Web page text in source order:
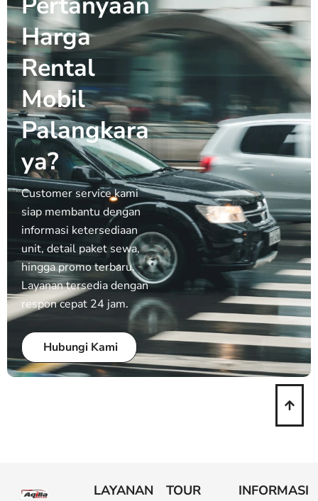
Harga
Rental
Mobil
Palangkara
ya?
Customer service kami
siap membantu dengan
informasi ketersediaan
unit, detail paket sewa,
hingga promo terbaru.
Layanan tersedia dengan
respon cepat 24 jam.
Hubungi Kami
LAYANAN TOUR INFORMASI